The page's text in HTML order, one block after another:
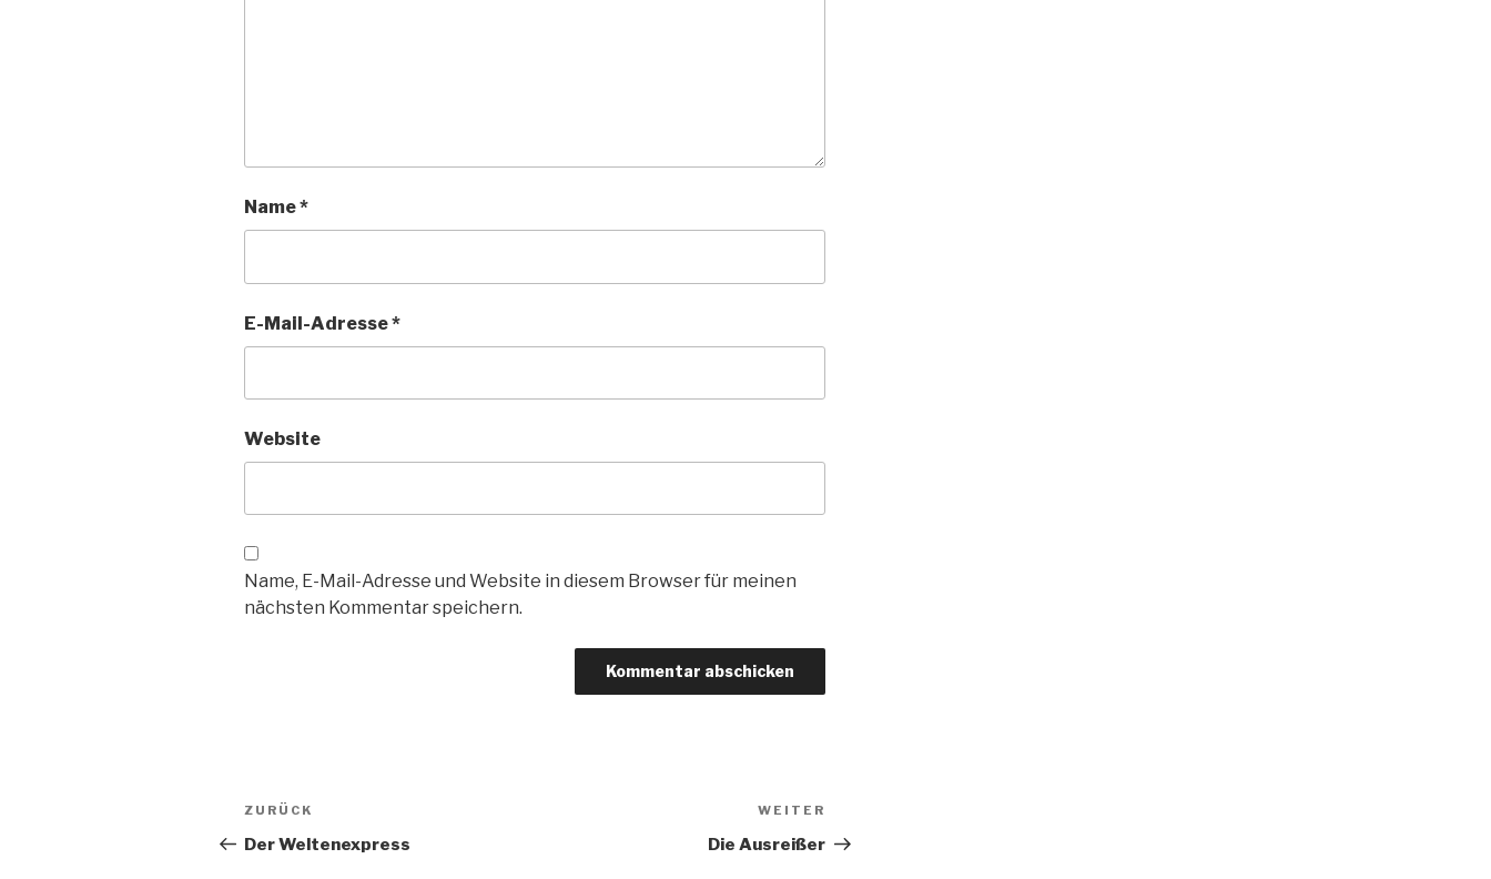
Name*
E-Mail-Adresse*
Website
Name, E-Mail-Adresse und Website in diesem Browser für meinen
nächsten Kommentar speichern.
Beitragsnavigation
Vorheriger
Beitrag
ZURÜCK
Der Weltenexpress
Beitrag
WEITER
Die Ausreißer